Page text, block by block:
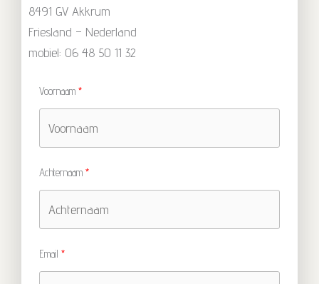
8491 GV Akkrum
Friesland – Nederland
mobiel: 06 48 50 11 32
Voornaam
Achternaam
Email